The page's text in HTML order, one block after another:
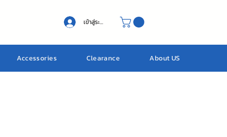
เข้าสู่ระบบ
Accessories Clearance About US